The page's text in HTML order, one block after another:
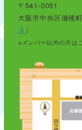
〒541-0051
大阪市中央区備後
ス ）
※メンバー以外の方は